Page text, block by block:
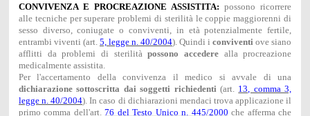
CONVIVENZA E PROCREAZIONE ASSISTITA: possono ricorrere
alle tecniche per superare problemi di sterilità le coppie maggiorenni di
sesso diverso, coniugate o conviventi, in età potenzialmente fertile,
entrambi viventi (art. 5, legge n. 40/2004). Quindi iconviventi ove siano
afflitti da problemi di sterilitàpossono accederealla procreazione
medicalmente assistita.
Per l'accertamento della convivenza il medico si avvale di una
dichiarazione sottoscritta dai soggetti richiedenti (art. 13, comma 3,
legge n. 40/2004). In caso di dichiarazioni mendaci trova applicazione il
primo comma dell'art.76 del Testo Unico n. 445/2000 che afferma che